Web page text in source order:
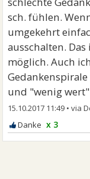
sch. fühlen.
umgekehrt
ausschalten.
möglich. Auch
und "wenig
15.10.2017 11:49 •
x 3